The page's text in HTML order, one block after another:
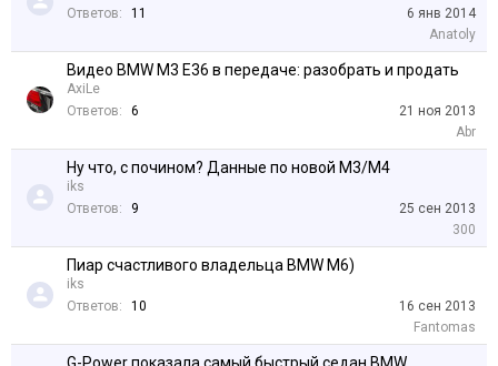
Ответов:
11
6 янв 2014
Anatoly
Видео BMW M3 E36 в передаче: разобрать и продать
AxiLe
Ответов:
6
21 ноя 2013
Abr
Ну что, с почином? Данные по новой М3/М4
iks
Ответов:
9
25 сен 2013
300
Пиар счастливого владельца BMW M6)
iks
Ответов:
10
16 сен 2013
Fantomas